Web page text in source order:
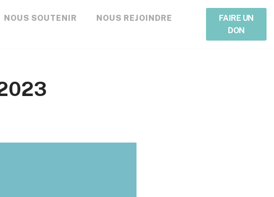
NOUS SOUTENIR
NOUS REJOINDRE
FAIRE UN
DON